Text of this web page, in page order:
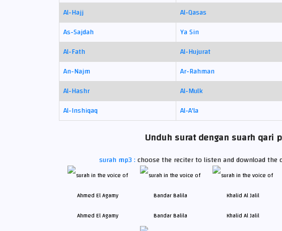
Al-Hajj
Al-Qasas
As-Sajdah
Ya Sin
Al-Fath
Al-Hujurat
An-Najm
Ar-Rahman
Al-Hashr
Al-Mulk
Al-Inshiqaq
Al-A'la
Unduh surat dengan suarh qari
surah mp3 :choose the reciter to listen and download the
Ahmed El Agamy Bandar Balila Khalid Al Jalil